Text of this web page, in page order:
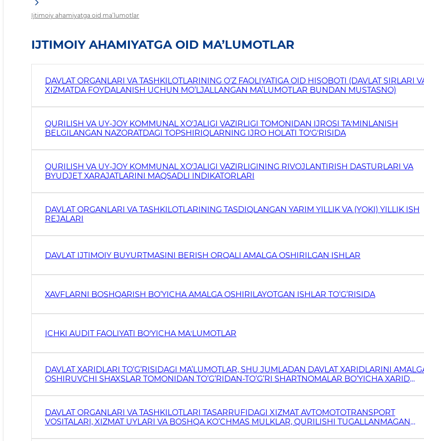
Ijtimoiy ahamiyatga oid ma’lumotlar
IJTIMOIY AHAMIYATGA OID MA’LUMOTLAR
DAVLAT ORGANLARI VA TASHKILOTLARINING O‘Z FAOLIYATIGA OID HISOBOTI (DAVLAT SIRLARI
XIZMATDA FOYDALANISH UCHUN MO‘LJALLANGAN MA’LUMOTLAR BUNDAN MUSTASNO)
QURILISH VA UY-JOY KOMMUNAL XO'JALIGI VAZIRLIGI TOMONIDAN IJROSI TAʼMINLANISH
BELGILANGAN NAZORATDAGI TOPSHIRIQLARNING IJRO HOLATI TO'G'RISIDA
QURILISH VA UY-JOY KOMMUNAL XO'JALIGI VAZIRLIGINING RIVOJLANTIRISH DASTURLARI VA
BYUDJET XARAJATLARINI MAQSADLI INDIKATORLARI
DAVLAT ORGANLARI VA TASHKILOTLARINING TASDIQLANGAN YARIM YILLIK VA (YOKI) YILLIK ISH
REJALARI
DAVLAT IJTIMOIY BUYURTMASINI BERISH ORQALI AMALGA OSHIRILGAN ISHLAR
XAVFLARNI BOSHQARISH BO‘YICHA AMALGA OSHIRILAYOTGAN ISHLAR TO‘G‘RISIDA
ICHKI AUDIT FAOLIYATI BO'YICHA MAʼLUMOTLAR
DAVLAT XARIDLARI TO‘G‘RISIDAGI MA’LUMOTLAR, SHU JUMLADAN DAVLAT XARIDLARINI
OSHIRUVCHI SHAXSLAR TOMONIDAN TO‘G‘RIDAN-TO‘G‘RI SHARTNOMALAR BO‘YICHA XARID
DAVLAT ORGANLARI VA TASHKILOTLARI TASARRUFIDAGI XIZMAT AVTOMOTOTRANSPORT
VOSITALARI, XIZMAT UYLARI VA BOSHQA KO‘CHMAS MULKLAR, QURILISHI TUGALLANMAGAN